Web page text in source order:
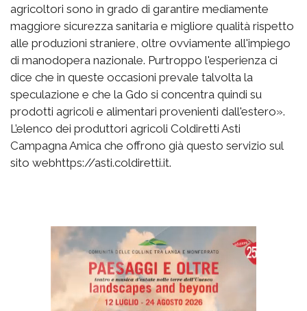
agricoltori sono in grado di garantire mediamente
maggiore sicurezza sanitaria e migliore qualità rispetto
alle produzioni straniere, oltre ovviamente all'impiego
di manodopera nazionale. Purtroppo l'esperienza ci
dice che in queste occasioni prevale talvolta la
speculazione e che la Gdo si concentra quindi su
prodotti agricoli e alimentari provenienti dall'estero».
L’elenco dei produttori agricoli Coldiretti Asti
Campagna Amica che offrono già questo servizio sul
sito webhttps://asti.coldiretti.it.